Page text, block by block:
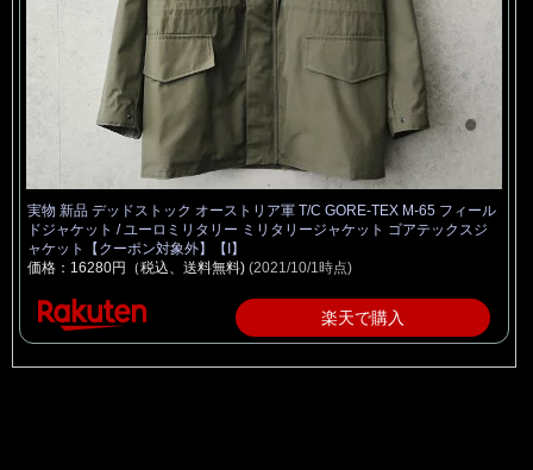
実物 新品 デッドストック オーストリア軍 T/C GORE-TEX M-65 フィール
ドジャケット / ユーロミリタリー ミリタリージャケット ゴアテックスジ
ャケット【クーポン対象外】【I】
価格：16280円（税込、送料無料) (2021/10/1時点)
楽天で購入